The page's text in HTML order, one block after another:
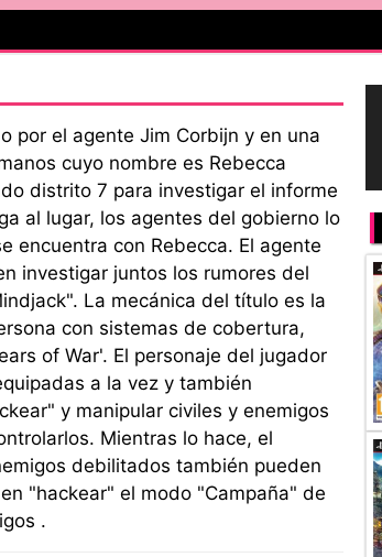
por el agente Jim Corbijn y en una
cuyo nombre es Rebecca
distrito 7 para investigar el informe
al lugar, los agentes del gobierno lo
encuentra con Rebecca. El agente
investigar juntos los rumores del
La mecánica del título es la
con sistemas de cobertura,
of War'. El personaje del jugador
a la vez y también
y manipular civiles y enemigos
Mientras lo hace, el
debilitados también pueden
"hackear" el modo "Campaña" de
.